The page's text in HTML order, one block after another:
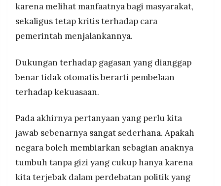
karena melihat manfaatnya bagi masyarakat,
sekaligus tetap kritis terhadap cara
pemerintah menjalankannya.
Dukungan terhadap gagasan yang dianggap
benar tidak otomatis berarti pembelaan
terhadap kekuasaan.
Pada akhirnya pertanyaan yang perlu kita
jawab sebenarnya sangat sederhana. Apakah
negara boleh membiarkan sebagian anaknya
tumbuh tanpa gizi yang cukup hanya karena
kita terjebak dalam perdebatan politik yang